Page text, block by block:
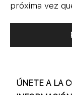
próxima vez
ÚNETE A LA